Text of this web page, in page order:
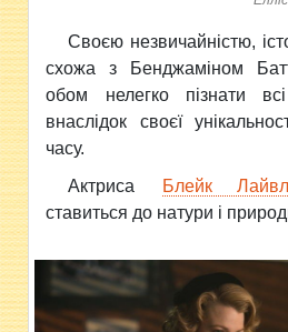
Своєю незвичайністю,
схожа з Бенджаміном
обом нелегко пізнати
внаслідок своєї
часу.
Актриса
Блейк
ставиться до натури і